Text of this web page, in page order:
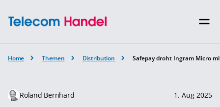
Home Themen Distribution Safepay droht Ingram Micro
Roland Bernhard 1. Aug 2025